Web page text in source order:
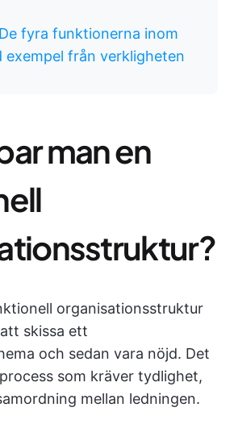
De fyra funktionerna inom
exempel från verkligheten
man en
organisationsstruktur
skissa ett
och sedan vara nöjd. Det
som kräver tydlighet,
mellan ledningen.